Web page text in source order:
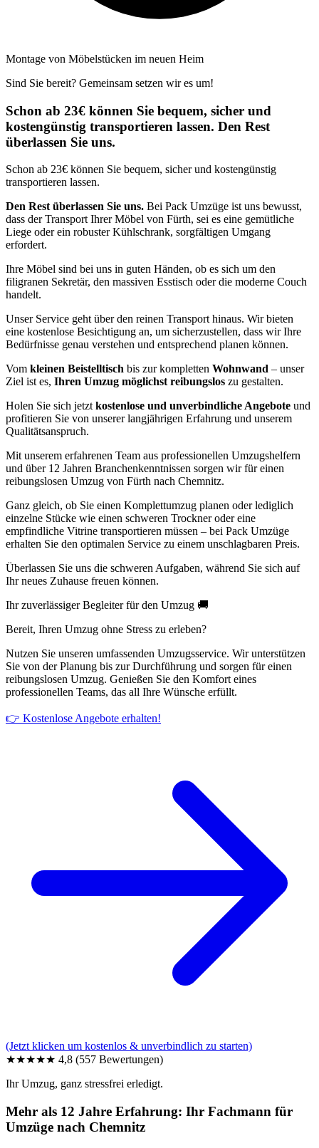
Montage von Möbelstücken im neuen Heim
Sind Sie bereit? Gemeinsam setzen wir es um!
Schon ab 23€ können Sie bequem, sicher und
kostengünstig transportieren lassen. Den Rest
überlassen Sie uns.
Schon ab 23€ können Sie bequem, sicher und kostengünstig
transportieren lassen.
Den Rest überlassen Sie uns. Bei Pack Umzüge ist uns bewusst,
dass der Transport Ihrer Möbel von Fürth, sei es eine gemütliche
Liege oder ein robuster Kühlschrank, sorgfältigen Umgang
erfordert.
Ihre Möbel sind bei uns in guten Händen, ob es sich um den
filigranen Sekretär, den massiven Esstisch oder die moderne Couch
handelt.
Unser Service geht über den reinen Transport hinaus. Wir bieten
eine kostenlose Besichtigung an, um sicherzustellen, dass wir Ihre
Bedürfnisse genau verstehen und entsprechend planen können.
Vom kleinen Beistelltisch bis zur kompletten Wohnwand – unser
Ziel ist es, Ihren Umzug möglichst reibungslos zu gestalten.
Holen Sie sich jetzt kostenlose und unverbindliche Angebote und
profitieren Sie von unserer langjährigen Erfahrung und unserem
Qualitätsanspruch.
Mit unserem erfahrenen Team aus professionellen Umzugshelfern
und über 12 Jahren Branchenkenntnissen sorgen wir für einen
reibungslosen Umzug von Fürth nach Chemnitz⁠.
Ganz gleich, ob Sie einen Komplettumzug planen oder lediglich
einzelne Stücke wie einen schweren Trockner oder eine
empfindliche Vitrine transportieren müssen – bei Pack Umzüge
erhalten Sie den optimalen Service zu einem unschlagbaren Preis.
Überlassen Sie uns die schweren Aufgaben, während Sie sich auf
Ihr neues Zuhause freuen können.
Ihr zuverlässiger Begleiter für den Umzug 🚚
Bereit, Ihren Umzug ohne Stress zu erleben?
Nutzen Sie unseren umfassenden Umzugsservice. Wir unterstützen
Sie von der Planung bis zur Durchführung und sorgen für einen
reibungslosen Umzug. Genießen Sie den Komfort eines
professionellen Teams, das all Ihre Wünsche erfüllt.
👉 Kostenlose Angebote erhalten!
(Jetzt klicken um kostenlos & unverbindlich zu starten)
★★★★★ 4,8 (557 Bewertungen)
Ihr Umzug, ganz stressfrei erledigt.
Mehr als 12 Jahre Erfahrung: Ihr Fachmann für
Umzüge nach Chemnitz⁠